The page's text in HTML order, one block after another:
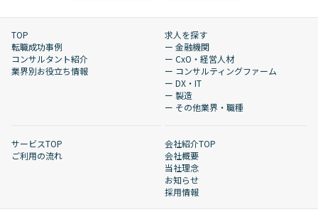
TOP
転職成功事例
コンサルタント紹介
業界別お役立ち情報
求人を探す
ー 金融機関
ー CxO・経営人材
ー コンサルティングファーム
ー DX・IT
ー 製造
ー その他業界・職種
サービスTOP
ご利用の流れ
会社紹介TOP
会社概要
当社理念
お知らせ
採用情報